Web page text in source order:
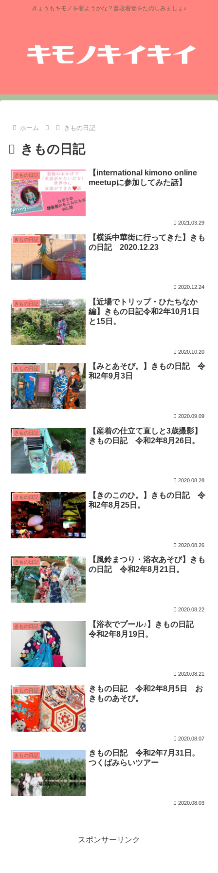
きょうもキモノを着ようかな？普段着物をたのしみましょ♪
ホーム きもの日記
きもの日記
きもの日記
【international kimono online
meetupに参加してみた話】
2021.03.29
きもの日記
【横浜中華街に行ってきた】きも
の日記 2020.12.23
2020.12.24
きもの日記
【近場でトリップ・ひたちなか
編】きもの日記令和2年10月1日
と15日。
2020.10.20
きもの日記
【みとあそび。】きもの日記 令
和2年9月3日
2020.09.09
きもの日記
【産着の仕立て直しと3歳撮影】
きもの日記 令和2年8月26日。
2020.08.28
きもの日記
【きのこのひ。】きもの日記 令
和2年8月25日。
2020.08.26
きもの日記
【風鈴まつり・浴衣あそび】きも
の日記 令和2年8月21日。
2020.08.22
きもの日記
【浴衣でプール♪】きもの日記
令和2年8月19日。
2020.08.21
きもの日記
きもの日記 令和2年8月5日 お
きものあそび。
2020.08.07
きもの日記
きもの日記 令和2年7月31日。
つくばみらいツアー
2020.08.03
スポンサーリンク